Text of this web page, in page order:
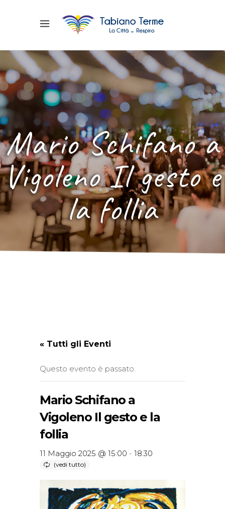
Mario Schifano a
Vigoleno Il gesto e
la follia
« Tutti gli Eventi
Questo evento è passato.
Mario Schifano a
Vigoleno Il gesto e la
follia
11 Maggio 2025 @ 15:00 - 18:30